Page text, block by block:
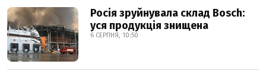
Росія зруйнувала склад Bosch:
уся продукція знищена
6 СЕРПНЯ, 10:50